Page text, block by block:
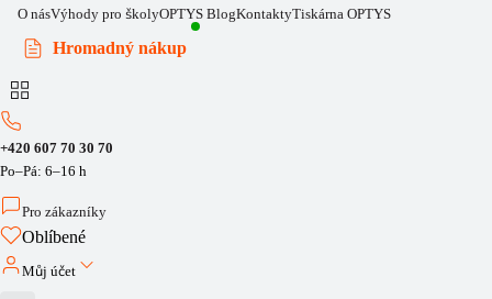
O násVýhody pro školyOPTYS BlogKontaktyTiskárna OPTYS
Hromadný nákup
+420 607 70 30 70
Po–Pá: 6–16 h
Pro zákazníky
Oblíbené
Můj účet